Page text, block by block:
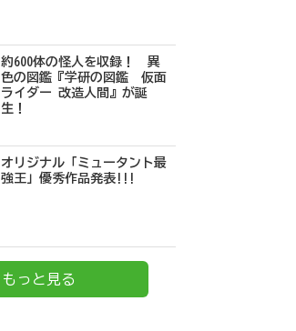
約600体の怪人を収録！ 異
色の図鑑『学研の図鑑 仮面
ライダー 改造人間』が誕
生！
オリジナル「ミュータント最
強王」優秀作品発表!!!
もっと見る